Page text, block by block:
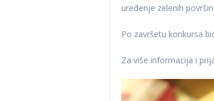
uređenje zelenih
Po završetu konkursa
Za više informacija i